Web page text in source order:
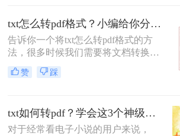
个不错的选择。那么txt转pdf怎么转
呢？今天我将为大家介绍几种快速而
简便的方法，帮助您轻松完成这一任
务。
txt怎么转pdf格式？小编给你分享这三种简单的方法！
告诉你一个将txt怎么转pdf格式的方
法，很多时候我们需要将文档转换成
pdf的格式，因为pdf不可编辑，这样
就可以保证文档不被修改了，那么我
骤，一起来看看吧。
赞 踩
txt如何转pdf？学会这3个神级方法，办公效率瞬间翻倍！
对于经常看电子小说的用户来说，